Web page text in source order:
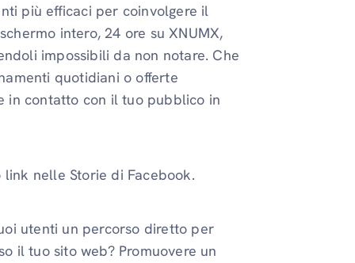
più efficaci per coinvolgere il
intero, 24 ore su XNUMX,
impossibili da non notare. Che
quotidiani o offerte
in contatto con il tuo pubblico in
nelle Storie di Facebook.
utenti un percorso diretto per
il tuo sito web? Promuovere un